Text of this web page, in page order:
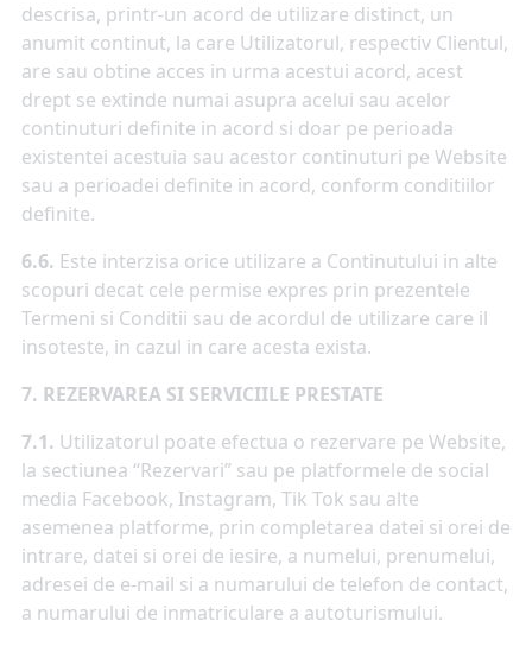
descrisa, printr-un acord de utilizare distinct, un
anumit continut, la care Utilizatorul, respectiv Clientul,
are sau obtine acces in urma acestui acord, acest
drept se extinde numai asupra acelui sau acelor
continuturi definite in acord si doar pe perioada
existentei acestuia sau acestor continuturi pe Website
sau a perioadei definite in acord, conform conditiilor
definite.
6.6. Este interzisa orice utilizare a Continutului in alte
scopuri decat cele permise expres prin prezentele
Termeni si Conditii sau de acordul de utilizare care il
insoteste, in cazul in care acesta exista.
7. REZERVAREA SI SERVICIILE PRESTATE
7.1. Utilizatorul poate efectua o rezervare pe Website,
la sectiunea “Rezervari” sau pe platformele de social
media Facebook, Instagram, Tik Tok sau alte
asemenea platforme, prin completarea datei si orei de
intrare, datei si orei de iesire, a numelui, prenumelui,
adresei de e-mail si a numarului de telefon de contact,
a numarului de inmatriculare a autoturismului.